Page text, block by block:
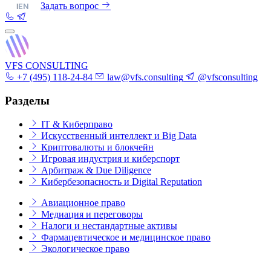
|EN Задать вопрос
VFS CONSULTING
+7 (495) 118-24-84
law@vfs.consulting @vfsconsulting
Разделы
IT & Киберправо
Искусственный интеллект и Big Data
Криптовалюты и блокчейн
Игровая индустрия и киберспорт
Арбитраж & Due Diligence
Кибербезопасность и Digital Reputation
Авиационное право
Медиация и переговоры
Налоги и нестандартные активы
Фармацевтическое и медицинское право
Экологическое право